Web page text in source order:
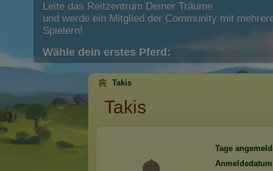
Leite das Reitzentrum Deiner Träume
und werde ein Mitglied der Community mit
Spielern!
Wähle dein erstes Pferd:
Takis
Takis
Tage